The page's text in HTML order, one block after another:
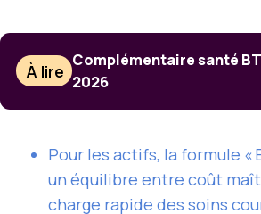
À lire
Complémentaire santé
2026
Pour les actifs, la formule «
un équilibre entre coût
charge rapide des soins